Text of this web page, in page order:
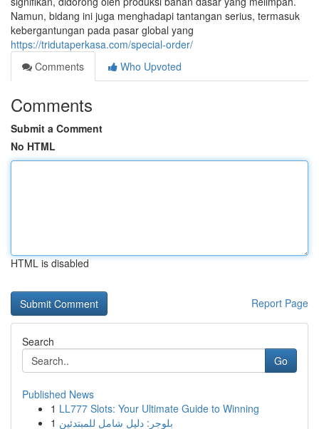
Namun, bidang ini juga menghadapi tantangan serius, termasuk
kebergantungan pada pasar global yang
https://tridutaperkasa.com/special-order/
Comments
Who Upvoted
Comments
Submit a Comment
No HTML
HTML is disabled
Report Page
Search
Go
Published News
1 LL777 Slots: Your Ultimate Guide to Winning
1 بلوجر: دليل شامل للمبتدئين